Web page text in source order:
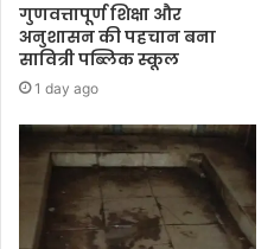
गुणवत्तापूर्ण शिक्षा और
अनुशासन की पहचान बना
सावित्री पब्लिक स्कूल
1 day ago